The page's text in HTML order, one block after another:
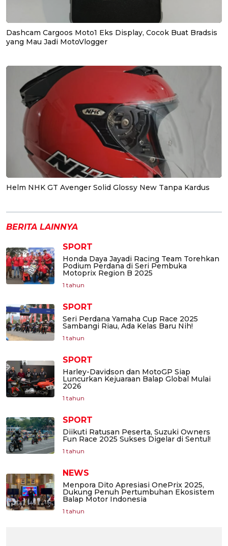
Dashcam Cargoos Moto1 Eks Display, Cocok Buat Bradsis
yang Mau Jadi MotoVlogger
Helm NHK GT Avenger Solid Glossy New Tanpa Kardus
BERITA LAINNYA
SPORT
Honda Daya Jayadi Racing Team Torehkan
Podium Perdana di Seri Pembuka
Motoprix Region B 2025
1 tahun
SPORT
Seri Perdana Yamaha Cup Race 2025
Sambangi Riau, Ada Kelas Baru Nih!
1 tahun
SPORT
Harley-Davidson dan MotoGP Siap
Luncurkan Kejuaraan Balap Global Mulai
2026
1 tahun
SPORT
Diikuti Ratusan Peserta, Suzuki Owners
Fun Race 2025 Sukses Digelar di Sentul!
1 tahun
NEWS
Menpora Dito Apresiasi OnePrix 2025,
Dukung Penuh Pertumbuhan Ekosistem
Balap Motor Indonesia
1 tahun